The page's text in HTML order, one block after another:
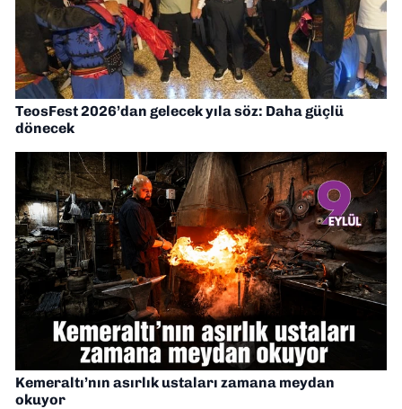
TeosFest 2026’dan gelecek yıla söz: Daha güçlü
dönecek
Kemeraltı’nın asırlık ustaları zamana meydan
okuyor